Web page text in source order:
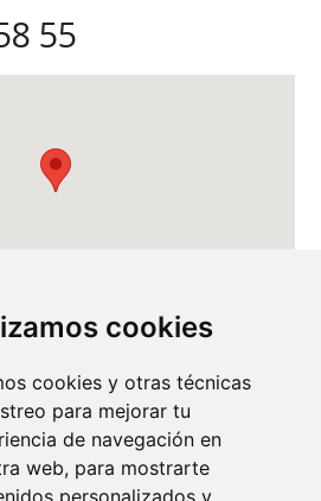
cookies
cookies y otras técnicas
para mejorar tu
de navegación en
web, para mostrarte
personalizados y
55